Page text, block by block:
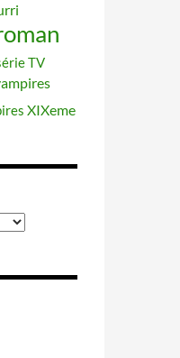
TV
XIXeme